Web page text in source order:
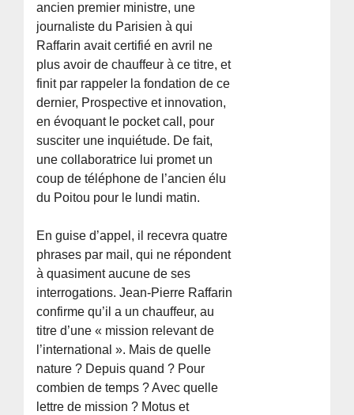
ancien premier ministre, une
journaliste du Parisien à qui
Raffarin avait certifié en avril ne
plus avoir de chauffeur à ce titre, et
finit par rappeler la fondation de ce
dernier, Prospective et innovation,
en évoquant le pocket call, pour
susciter une inquiétude. De fait,
une collaboratrice lui promet un
coup de téléphone de l’ancien élu
du Poitou pour le lundi matin.
En guise d’appel, il recevra quatre
phrases par mail, qui ne répondent
à quasiment aucune de ses
interrogations. Jean-Pierre Raffarin
confirme qu’il a un chauffeur, au
titre d’une « mission relevant de
l’international ». Mais de quelle
nature ? Depuis quand ? Pour
combien de temps ? Avec quelle
lettre de mission ? Motus et